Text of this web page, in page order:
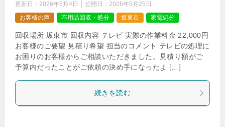
更新日： 2026年6月4日 公開日： 2026年5月25日
お客様の声
不用品回収・処分 坂東市 家電処分
回収場所 坂東市 回収内容 テレビ 実際の作業料金 22,000円
お客様のご要望 見積り希望 担当のコメント テレビの処理に
お困りのお客様からご相談いただきました。見積り額がご
予算内だったことがご依頼の決め手になったよ […]
続きを読む